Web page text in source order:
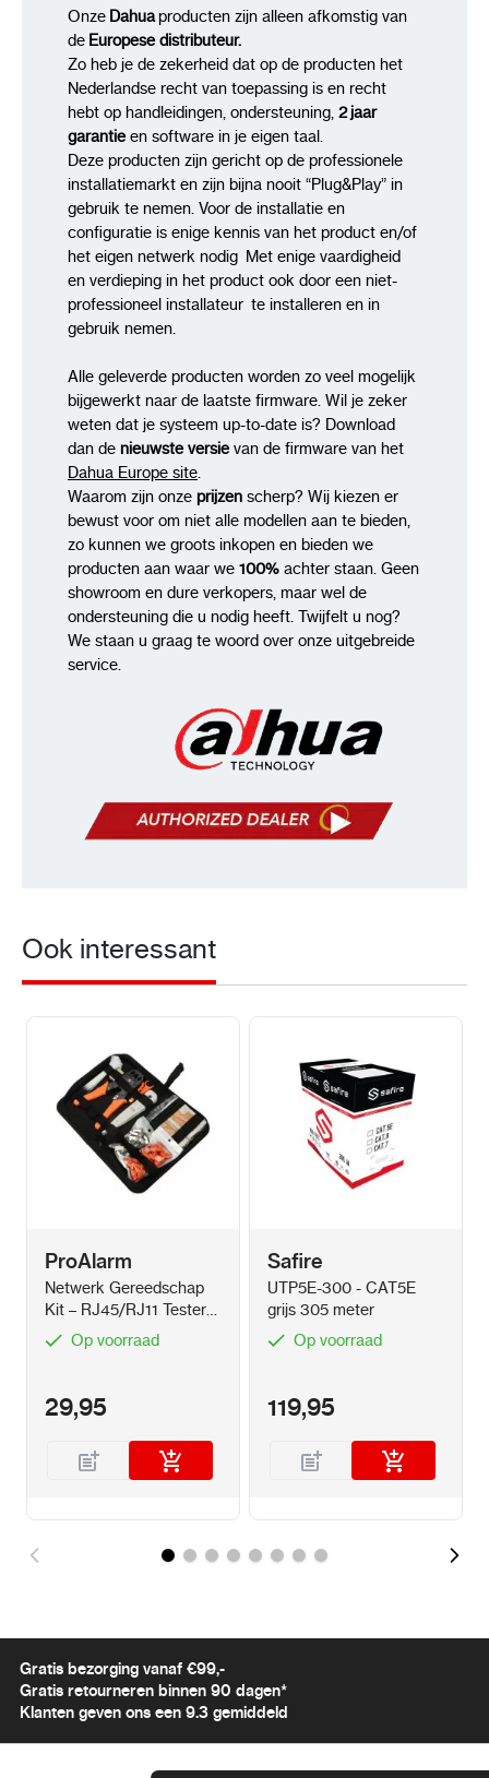
Onze Dahuaproducten zijn alleen afkomstig van
de Europese distributeur.
Zo heb je de zekerheid dat op de producten het
Nederlandse recht van toepassing is en recht
hebt op handleidingen, ondersteuning, 2 jaar
garantieen software in je eigen taal.
Deze producten zijn gericht op de professionele
installatiemarkt en zijn bijna nooit “Plug&Play” in
gebruik te nemen. Voor de installatie en
configuratie is enige kennis van het product en/of
het eigen netwerk nodig Met enige vaardigheid
en verdieping in het product ook door een niet-
professioneel installateur te installeren en in
gebruik nemen.
Alle geleverde producten worden zo veel mogelijk
bijgewerkt naar de laatste firmware. Wil je zeker
weten dat je systeem up-to-date is? Download
dan de nieuwste versievan de firmware van het
Dahua Europe site.
Waarom zijn onze prijzen scherp? Wij kiezen er
bewust voor om niet alle modellen aan te bieden,
zo kunnen we groots inkopen en bieden we
producten aan waar we 100% achter staan. Geen
showroom en dure verkopers, maar wel de
ondersteuning die u nodig heeft. Twijfelt u nog?
We staan u graag te woord over onze uitgebreide
service.
Ook interessant
ProAlarm
Netwerk Gereedschap
Kit – RJ45/RJ11 Tester
en Montage Set
Op voorraad
29,95
Safire
UTP5E-300 - CAT5E
grijs 305 meter
Op voorraad
119,95
Gratis bezorging vanaf €99,-
Gratis retourneren binnen 90 dagen*
Klanten geven ons een 9.3 gemiddeld